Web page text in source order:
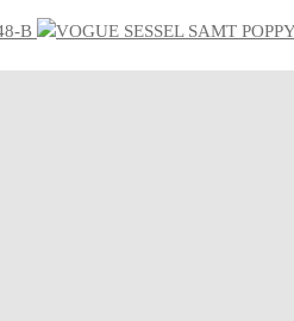
B